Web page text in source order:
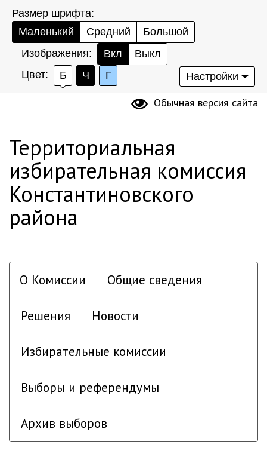
Размер шрифта:
Маленький
Средний
Большой
Изображения:
Вкл
Выкл
Цвет:
Б Ч Г Настройки
Обычная версия сайта
Территориальная
избирательная комиссия
Константиновского
района
О Комиссии Общие сведения
Решения Новости
Избирательные комиссии
Выборы и референдумы
Архив выборов